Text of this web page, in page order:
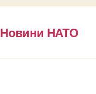
Новини НАТО